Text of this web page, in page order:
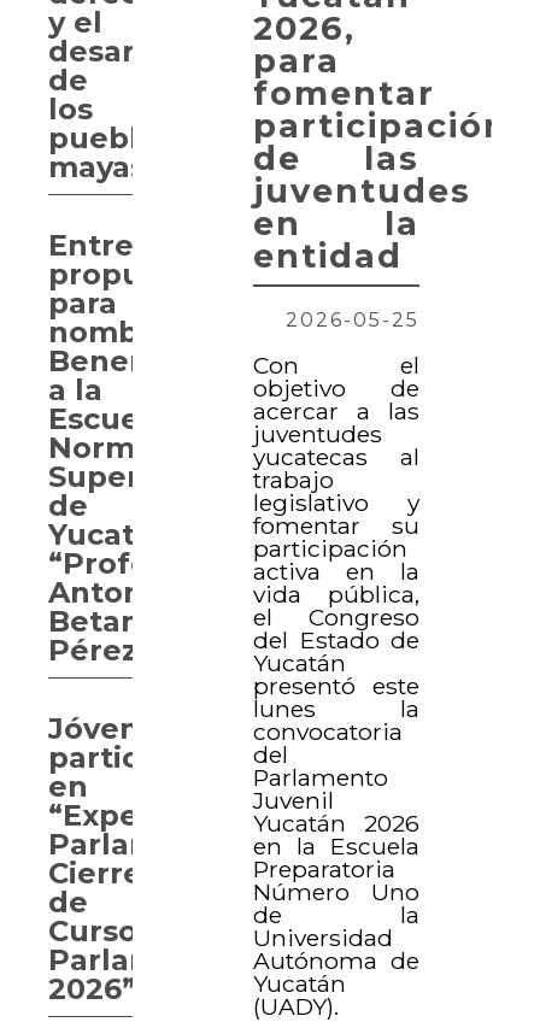
2026,
para
fomentar
participación
de las
juventudes
en la
entidad
2026-05-25
Con el
objetivo de
acercar a las
juventudes
yucatecas al
trabajo
legislativo y
fomentar su
participación
activa en la
vida pública,
el Congreso
del Estado de
Yucatán
presentó este
lunes la
convocatoria
del
Parlamento
Juvenil
Yucatán 2026
en la Escuela
Preparatoria
Número Uno
de la
Universidad
Autónoma de
Yucatán
(UADY).
y el
desarrollo
de
los
pueblos
mayas
Entregan
propuesta
para
nombrar
Benemérita
a la
Escuela
Normal
Superior
de
Yucatán
“Profesor
Antonio
Betancourt
Pérez”
Jóvenes
participan
en
“Experiencia
Parlamentaria.
Cierre
de
Curso
Parlamentario
2026”